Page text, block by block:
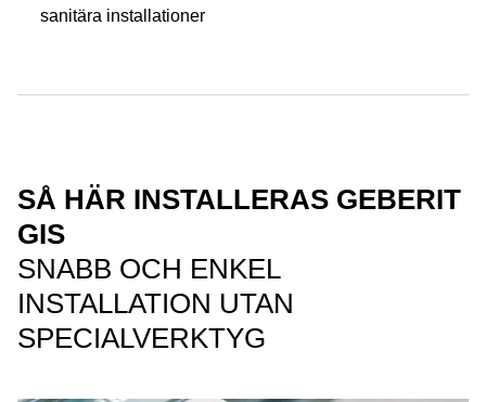
sanitära installationer
SÅ HÄR INSTALLERAS GEBERIT
GIS
SNABB OCH ENKEL
INSTALLATION UTAN
SPECIALVERKTYG